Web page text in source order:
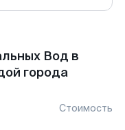
Вод в
города
Стоимость